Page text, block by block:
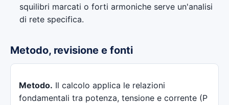
squilibri marcati o forti armoniche serve un'analisi
di rete specifica.
Metodo, revisione e fonti
Metodo. Il calcolo applica le relazioni
fondamentali tra potenza, tensione e corrente (P